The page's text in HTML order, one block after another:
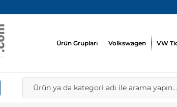
Ürün Grupları Volkswagen VW